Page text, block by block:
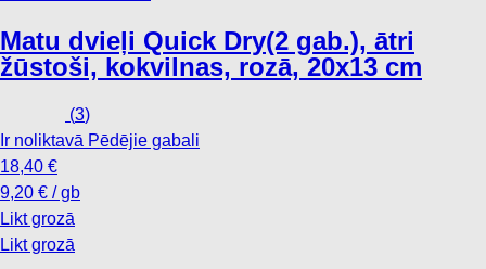
Matu dvieļi Quick Dry(2 gab.), ātri
žūstoši, kokvilnas, rozā, 20x13 cm
(3)
Ir noliktavā Pēdējie gabali
18,40 €
9,20 € / gb
Likt grozā
Likt grozā